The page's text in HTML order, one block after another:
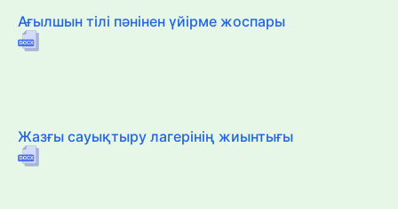
Ағылшын тілі пәнінен үйірме жоспары
Жазғы сауықтыру лагерінің жиынтығы